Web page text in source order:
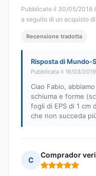
Pubblicato il 30/05/2018
a seguito di un acquisto
Recensione tradotta
Risposta di Mundo-
Pubblicata il 16/03/2019
Ciao Fabio,
schiuma e forme
fogli di EPS di 1 cm
che non succeda
C
Comprador
Nota: 5 su 5